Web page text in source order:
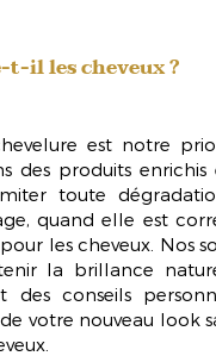
t-il les cheveux ?
est notre
des produits
toute
quand elle est
les cheveux . Nos
la brillance
des conseils
votre nouveau look